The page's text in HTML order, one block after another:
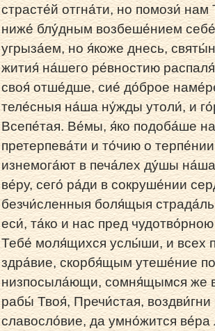
страсте́й отгна́ти, но помози́
ниже́ блу́дным возбеше́нием
угрыза́ем, но я́коже днесь,
жития́ на́шего ре́вностию
своя́ отше́дше, сие́ до́брое
теле́сныя на́ша ну́жды утоли́, и
Всепе́тая. Ве́мы, я́ко подоба́ше
претерпева́ти и то́чию о
изнемога́ют в печа́лех ду́шы
ве́ру, сего́ ра́ди в сокруше́нии
безчи́сленныя боля́щыя
еси́, та́ко и нас пред
Тебе́ моля́щихся услы́ши, и всех
здра́вие, скорбя́щым утеше́ние
низпосыла́ющи, сомня́щымся же
рабы́ Твоя́, Пречи́стая,
славосло́вие, да умно́жится